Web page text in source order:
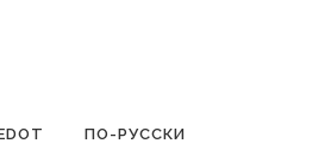
ПО-РУССКИ